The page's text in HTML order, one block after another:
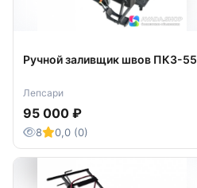
Ручной заливщик швов ПКЗ-55
Лепсари
95 000 ₽
8 0,0 (0)